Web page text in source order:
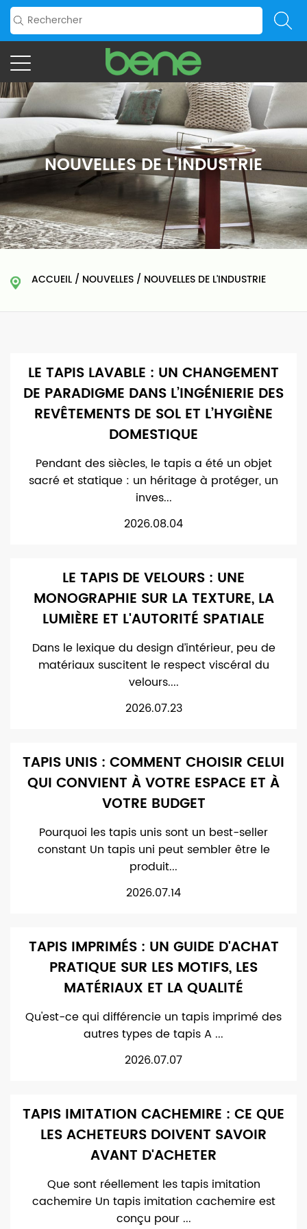
NOUVELLES DE L'INDUSTRIE
ACCUEIL / NOUVELLES / NOUVELLES DE L'INDUSTRIE
LE TAPIS LAVABLE : UN CHANGEMENT
DE PARADIGME DANS L’INGÉNIERIE DES
REVÊTEMENTS DE SOL ET L’HYGIÈNE
DOMESTIQUE
Pendant des siècles, le tapis a été un objet
sacré et statique : un héritage à protéger, un
inves...
2026.08.04
LE TAPIS DE VELOURS : UNE
MONOGRAPHIE SUR LA TEXTURE, LA
LUMIÈRE ET L'AUTORITÉ SPATIALE
Dans le lexique du design d’intérieur, peu de
matériaux suscitent le respect viscéral du
velours....
2026.07.23
TAPIS UNIS : COMMENT CHOISIR CELUI
QUI CONVIENT À VOTRE ESPACE ET À
VOTRE BUDGET
Pourquoi les tapis unis sont un best-seller
constant Un tapis uni peut sembler être le
produit...
2026.07.14
TAPIS IMPRIMÉS : UN GUIDE D'ACHAT
PRATIQUE SUR LES MOTIFS, LES
MATÉRIAUX ET LA QUALITÉ
Qu'est-ce qui différencie un tapis imprimé des
autres types de tapis A ...
2026.07.07
TAPIS IMITATION CACHEMIRE : CE QUE
LES ACHETEURS DOIVENT SAVOIR
AVANT D'ACHETER
Que sont réellement les tapis imitation
cachemire Un tapis imitation cachemire est
conçu pour ...